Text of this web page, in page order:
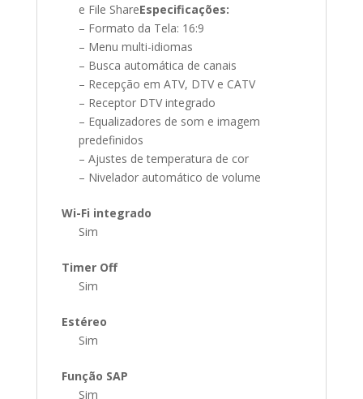
e File ShareEspecificações:
– Formato da Tela: 16:9
– Menu multi-idiomas
– Busca automática de canais
– Recepção em ATV, DTV e CATV
– Receptor DTV integrado
– Equalizadores de som e imagem
predefinidos
– Ajustes de temperatura de cor
– Nivelador automático de volume
Wi-Fi integrado
Sim
Timer Off
Sim
Estéreo
Sim
Função SAP
Sim